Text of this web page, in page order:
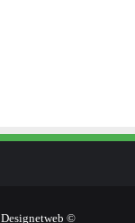
© Copyright 2026, All Rights Reserved |
Designetweb